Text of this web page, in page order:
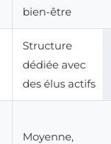
bien-être
Structure
dédiée avec
des élus actifs
Moyenne,